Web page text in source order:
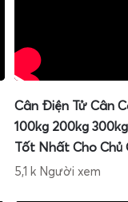
Cân Điện Tử Cân
100kg 200kg
Tốt Nhất Cho Chủ
5,1 k Người xem